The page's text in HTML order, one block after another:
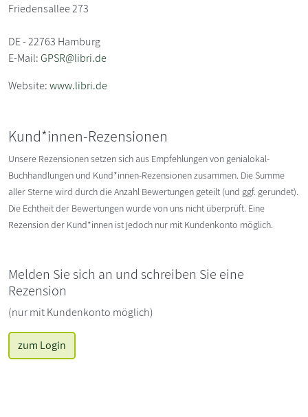
Friedensallee 273
DE - 22763 Hamburg
E-Mail:GPSR@libri.de
Website:www.libri.de
Kund*innen-Rezensionen
Unsere Rezensionen setzen sich aus Empfehlungen von genialokal-
Buchhandlungen und Kund*innen-Rezensionen zusammen. Die Summe
aller Sterne wird durch die Anzahl Bewertungen geteilt (und ggf. gerundet).
Die Echtheit der Bewertungen wurde von uns nicht überprüft. Eine
Rezension der Kund*innen ist jedoch nur mit Kundenkonto möglich.
Melden Sie sich an und schreiben Sie eine
Rezension
(nur mit Kundenkonto möglich)
zum Login